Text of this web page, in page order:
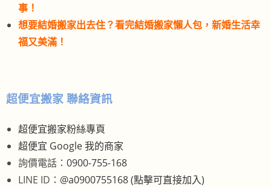
事！
想要結婚搬家出去住？看完結婚搬家懶人包，新婚生活幸
福又美滿！
超便宜搬家 聯絡資訊
超便宜搬家粉絲專頁
超便宜 Google 我的商家
詢價電話： 0900-755-168
LINE ID： @a0900755168 (點擊可直接加入)